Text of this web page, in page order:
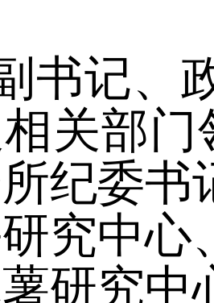
书记、
关部门
纪委
究中心
研究中